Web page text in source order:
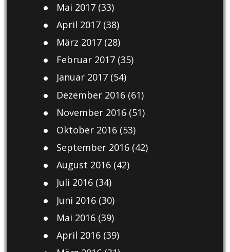
Mai 2017(33)
April 2017(38)
März 2017(28)
Februar 2017(35)
Januar 2017(54)
Dezember 2016(61)
November 2016(51)
Oktober 2016(53)
September 2016(42)
August 2016(42)
Juli 2016(34)
Juni 2016(30)
Mai 2016(39)
April 2016(39)